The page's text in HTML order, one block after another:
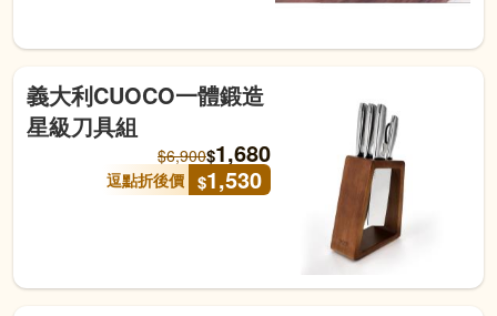
義大利CUOCO一體鍛造
星級刀具組
$6,900$1,680
逗點折後價 $1,530